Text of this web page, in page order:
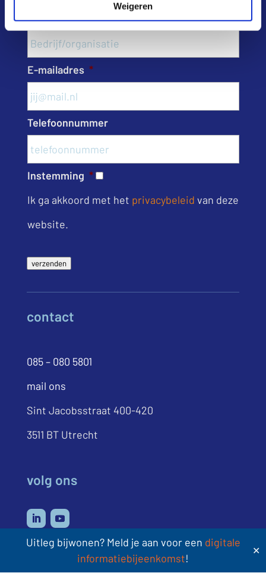
Weigeren
Uitleg bijwonen? Meld je aan voor een digitale
informatiebijeenkomst!
✕
Bedrijf/organisatie *
E-mailadres *
Telefoonnummer
Instemming *
Ik ga akkoord met het privacybeleid van deze
website.
verzenden
contact
085 – 080 5801
mail ons
Sint Jacobsstraat 400-420
3511 BT Utrecht
volg ons